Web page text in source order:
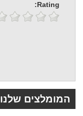
Rating:
המומלצים שלנו